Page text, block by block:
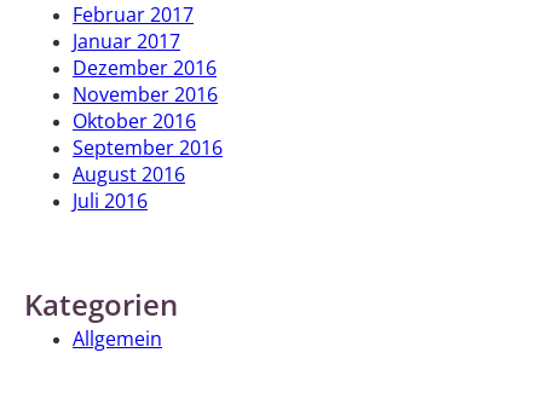
Februar 2017
Januar 2017
Dezember 2016
November 2016
Oktober 2016
September 2016
August 2016
Juli 2016
Kategorien
Allgemein